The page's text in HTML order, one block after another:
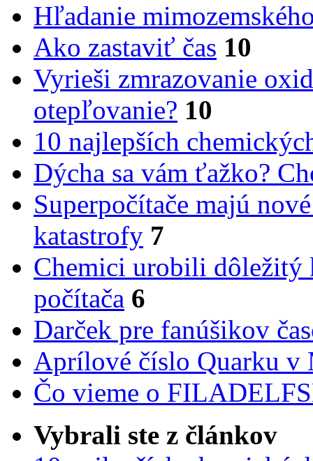
Hľadanie
Ako zastaviť čas 10
Vyrieši zmrazovanie
otepľovanie? 10
10 najlepších
Dýcha sa vám ťažko?
Superpočítače majú
katastrofy 7
Chemici urobili dôležitý
počítača 6
Darček pre fanúšikov
Aprílové číslo Quarku v
Čo vieme o
Vybrali ste z článkov